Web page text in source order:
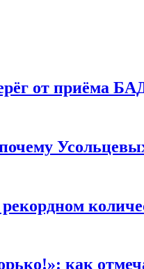
от приёма
как